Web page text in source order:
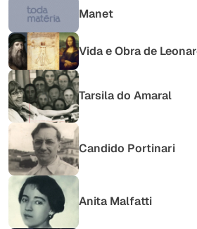
Manet
Vida e Obra de
Tarsila do Amaral
Candido Portinari
Anita Malfatti